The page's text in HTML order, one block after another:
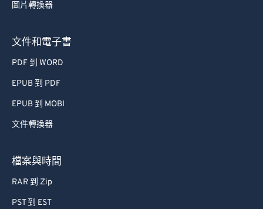
圖片轉換器
文件和電子書
PDF 到 WORD
EPUB 到 PDF
EPUB 到 MOBI
文件轉換器
檔案與時間
RAR 到 Zip
PST 到 EST